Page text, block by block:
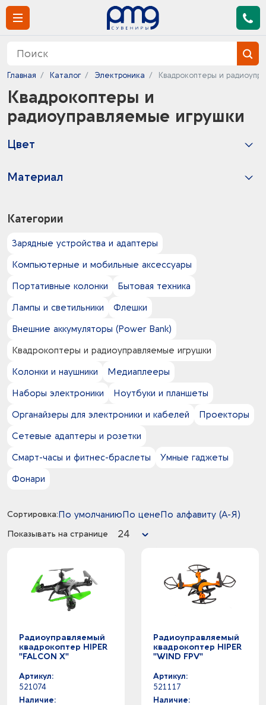
Главная Каталог Электроника Квадрокоптеры и
Квадрокоптеры и
радиоуправляемые игрушки
Цвет
зеленый - черный
Материал
Категории
Зарядные устройства и адаптеры
Компьютерные и мобильные аксессуары
Портативные колонки
Бытовая техника
Лампы и светильники
Флешки
Внешние аккумуляторы (Power Bank)
Квадрокоптеры и радиоуправляемые игрушки
Колонки и наушники
Медиаплееры
Наборы электроники
Ноутбуки и планшеты
Органайзеры для электроники и кабелей
Проекторы
Сетевые адаптеры и розетки
Смарт-часы и фитнес-браслеты
Умные гаджеты
Фонари
Сортировка:По умолчаниюПо ценеПо алфавиту (А-Я)
Показывать на странице 24
Радиоуправляемый
квадрокоптер HIPER
"FALCON X"
Артикул:
521074
Наличие:
Радиоуправляемый
квадрокоптер HIPER
"WIND FPV"
Артикул:
521117
Наличие: